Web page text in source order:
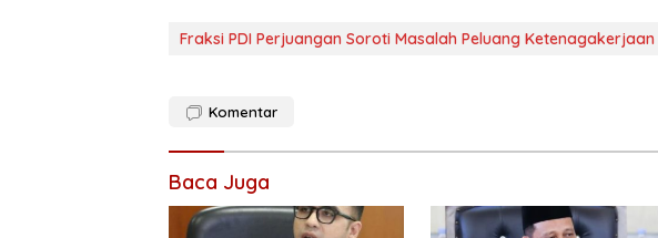
Fraksi PDI Perjuangan Soroti Masalah Peluang
Komentar
Baca Juga